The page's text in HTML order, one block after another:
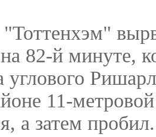
82-й минуте,
11-
а затем